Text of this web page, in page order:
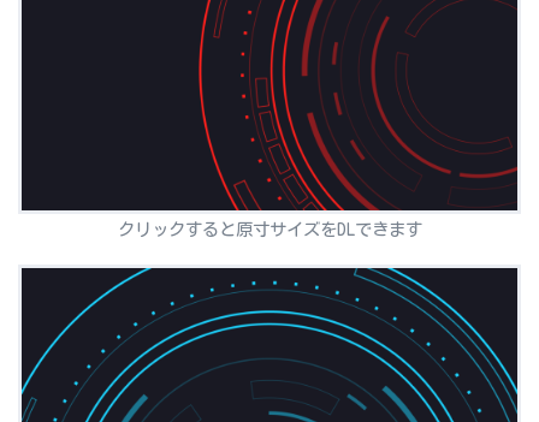
クリックすると原寸サイズをDLできます